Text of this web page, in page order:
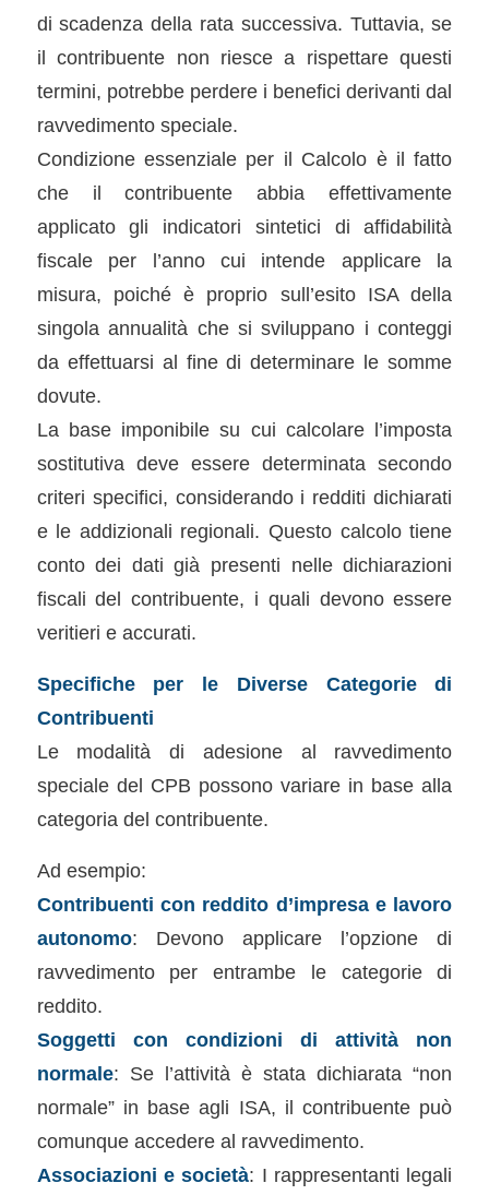
di scadenza della rata successiva. Tuttavia, se
il contribuente non riesce a rispettare questi
termini, potrebbe perdere i benefici derivanti dal
ravvedimento speciale.
Condizione essenziale per il Calcolo è il fatto
che il contribuente abbia effettivamente
applicato gli indicatori sintetici di affidabilità
fiscale per l’anno cui intende applicare la
misura, poiché è proprio sull’esito ISA della
singola annualità che si sviluppano i conteggi
da effettuarsi al fine di determinare le somme
dovute.
La base imponibile su cui calcolare l’imposta
sostitutiva deve essere determinata secondo
criteri specifici, considerando i redditi dichiarati
e le addizionali regionali. Questo calcolo tiene
conto dei dati già presenti nelle dichiarazioni
fiscali del contribuente, i quali devono essere
veritieri e accurati.
Specifiche per le Diverse Categorie di
Contribuenti
Le modalità di adesione al ravvedimento
speciale del CPB possono variare in base alla
categoria del contribuente.
Ad esempio:
Contribuenti con reddito d’impresa e lavoro
autonomo: Devono applicare l’opzione di
ravvedimento per entrambe le categorie di
reddito.
Soggetti con condizioni di attività non
normale: Se l’attività è stata dichiarata “non
normale” in base agli ISA, il contribuente può
comunque accedere al ravvedimento.
Associazioni e società: I rappresentanti legali